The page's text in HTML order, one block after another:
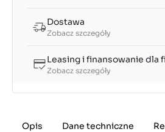
Dostawa
Zobacz szczegóły
Leasing i finansowanie dla
Zobacz szczegóły
Opis Dane techniczne